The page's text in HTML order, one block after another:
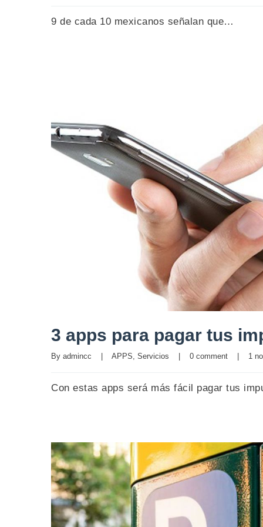
9 de cada 10 mexicanos señalan que…
3 apps para pagar tus
By admincc APPS, Servicios 0 comment 1
Con estas apps será más fácil pagar tus